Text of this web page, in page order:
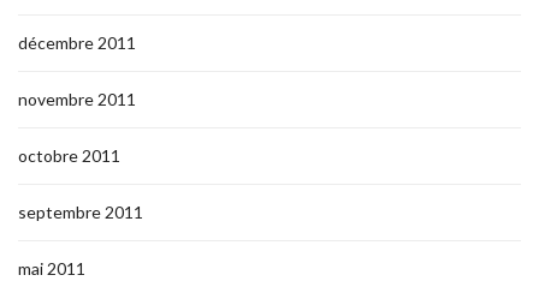
décembre 2011
novembre 2011
octobre 2011
septembre 2011
mai 2011